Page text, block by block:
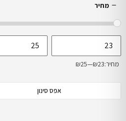
מחיר
מחיר:₪23
—
₪25
אפס סינון